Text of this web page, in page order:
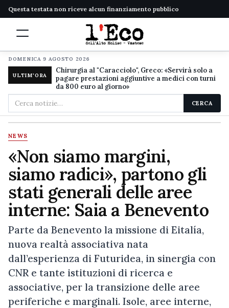
Questa testata non riceve alcun finanziamento pubblico
DOMENICA 9 AGOSTO 2026
ULTIM'ORA
Chirurgia al "Caracciolo", Greco: «Servirà solo a
pagare prestazioni aggiuntive a medici con turni
da 800 euro al giorno»
Cerca
nel
sito
CERCA
NEWS
«Non siamo margini,
siamo radici», partono gli
stati generali delle aree
interne: Saia a Benevento
Parte da Benevento la missione di Eitalía,
nuova realtà associativa nata
dall’esperienza di Futuridea, in sinergia con
CNR e tante istituzioni di ricerca e
associative, per la transizione delle aree
periferiche e marginali. Isole, aree interne,